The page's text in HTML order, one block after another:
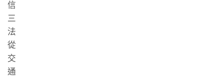
信
三
法
從
交
通